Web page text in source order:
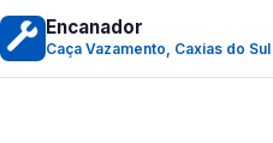
Encanador
Caça Vazamento, Caxias do Sul